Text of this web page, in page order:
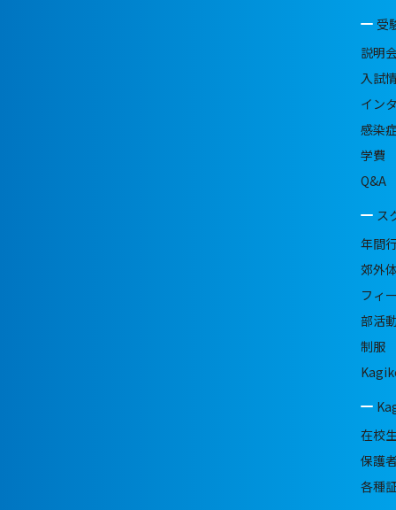
受
説明
入試
イン
感染
学費
Q&A
ス
年間
郊外
フィ
部活
制服
在校
保護
各種